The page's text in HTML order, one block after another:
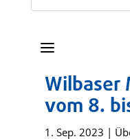
a
Wilbaser
vom 8.
1. Sep. 2023 |